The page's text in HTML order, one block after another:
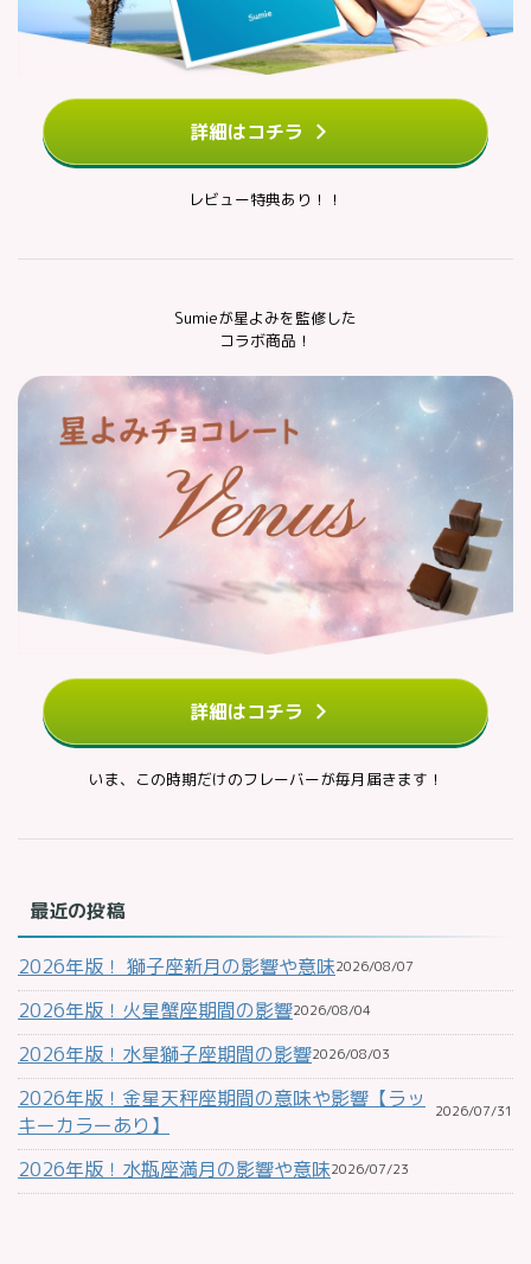
詳細はコチラ
レビュー特典あり！！
Sumieが星よみを監修した
コラボ商品！
詳細はコチラ
いま、この時期だけのフレーバーが毎月届きます！
最近の投稿
2026年版！ 獅子座新月の影響や意味2026/08/07
2026年版！火星蟹座期間の影響2026/08/04
2026年版！水星獅子座期間の影響2026/08/03
2026年版！金星天秤座期間の意味や影響【ラッ
キーカラーあり】
2026/07/31
2026年版！水瓶座満月の影響や意味2026/07/23